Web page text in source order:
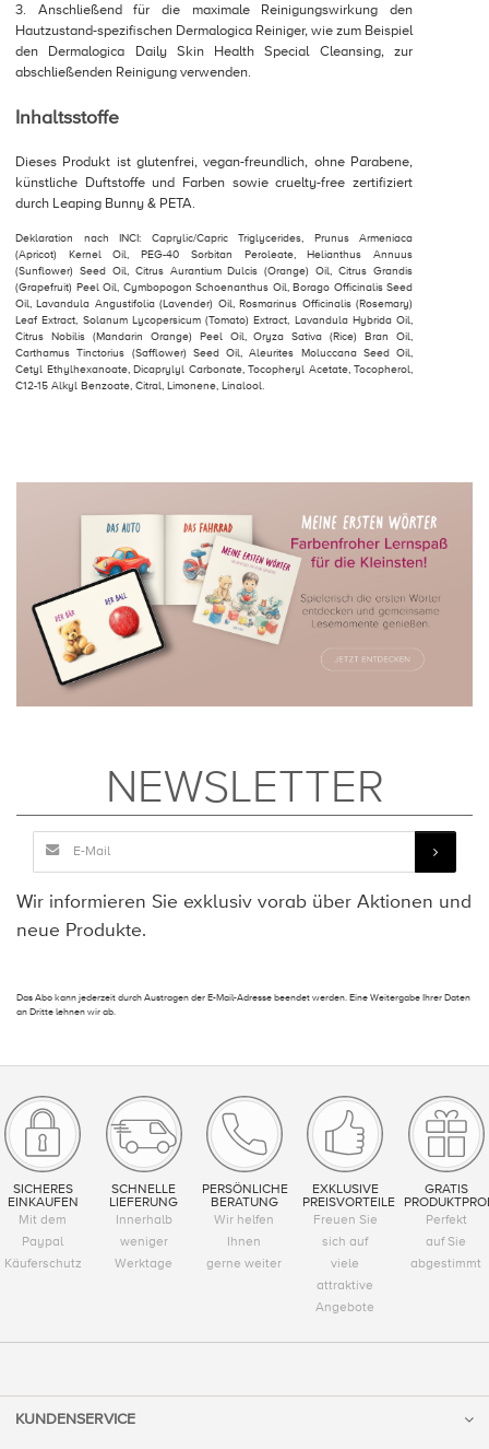
3. Anschließend für die maximale Reinigungswirkung den
Hautzustand-spezifischen Dermalogica Reiniger, wie zum Beispiel
den Dermalogica Daily Skin Health Special Cleansing, zur
abschließenden Reinigung verwenden.
Inhaltsstoffe
Dieses Produkt ist glutenfrei, vegan-freundlich, ohne Parabene,
künstliche Duftstoffe und Farben sowie cruelty-free zertifiziert
durch Leaping Bunny & PETA.
Deklaration nach INCI: Caprylic/Capric Triglycerides, Prunus Armeniaca
(Apricot) Kernel Oil, PEG-40 Sorbitan Peroleate, Helianthus Annuus
(Sunflower) Seed Oil, Citrus Aurantium Dulcis (Orange) Oil, Citrus Grandis
(Grapefruit) Peel Oil, Cymbopogon Schoenanthus Oil, Borago Officinalis Seed
Oil, Lavandula Angustifolia (Lavender) Oil, Rosmarinus Officinalis (Rosemary)
Leaf Extract, Solanum Lycopersicum (Tomato) Extract, Lavandula Hybrida Oil,
Citrus Nobilis (Mandarin Orange) Peel Oil, Oryza Sativa (Rice) Bran Oil,
Carthamus Tinctorius (Safflower) Seed Oil, Aleurites Moluccana Seed Oil,
Cetyl Ethylhexanoate, Dicaprylyl Carbonate, Tocopheryl Acetate, Tocopherol,
C12-15 Alkyl Benzoate, Citral, Limonene, Linalool.
NEWSLETTER
Wir informieren Sie exklusiv vorab über Aktionen und
neue Produkte.
Das Abo kann jederzeit durch Austragen der E-Mail-Adresse beendet werden. Eine Weitergabe Ihrer Daten
an Dritte lehnen wir ab.
SICHERES
EINKAUFEN
Mit dem
Paypal
Käuferschutz
SCHNELLE
LIEFERUNG
Innerhalb
weniger
Werktage
PERSÖNLICHE
BERATUNG
Wir helfen
Ihnen
gerne weiter
EXKLUSIVE
PREISVORTEILE
Freuen Sie
sich auf
viele
attraktive
Angebote
GRATIS
Perfekt
auf Sie
abgestimmt
KUNDENSERVICE